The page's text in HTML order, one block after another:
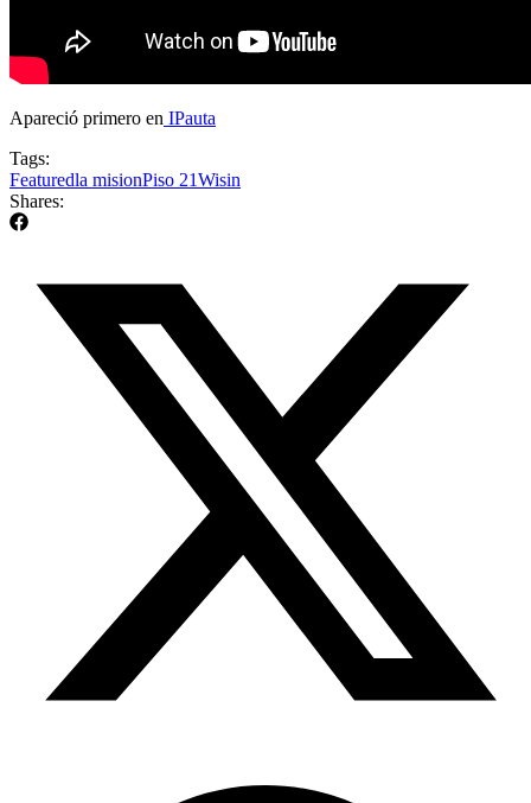
Apareció primero en IPauta
Tags:
Featuredla misionPiso 21Wisin
Shares: